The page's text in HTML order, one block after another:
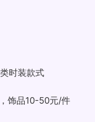
时装款式
饰品10-50元/件